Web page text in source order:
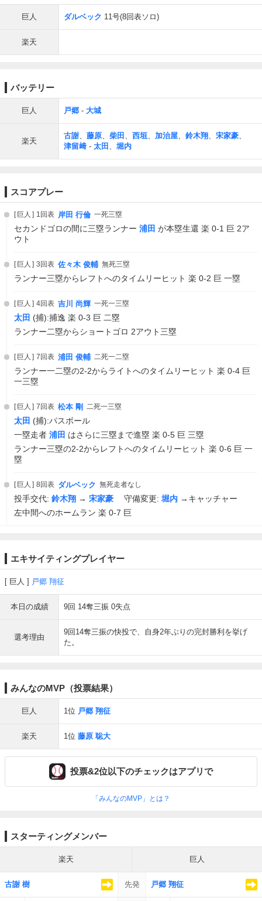
巨人 ダルベック 11号(8回表ソロ)
楽天
バッテリー
巨人 戸郷 - 大城
楽天
古謝、 藤原、 柴田 、 西垣、 加治屋、 鈴木翔、 宋家豪、
津留﨑 - 太田 、 堀内
スコアプレー
巨人 1回表 岸田 行倫 一死三塁
セカンドゴロの間に三塁ランナー 浦田 が本塁生還 楽 0-1 巨 2ア
ウト
巨人 3回表 佐々木 俊輔 無死三塁
ランナー三塁からレフトへのタイムリーヒット 楽 0-2 巨 一塁
巨人 4回表 吉川 尚輝 一死一三塁
太田 (捕):捕逸 楽 0-3 巨 二塁
ランナー二塁からショートゴロ 2アウト三塁
巨人 7回表 浦田 俊輔 二死一二塁
ランナー一二塁の2-2からライトへのタイムリーヒット 楽 0-4 巨
一三塁
巨人 7回表 松本 剛 二死一三塁
太田 (捕):パスボール
一塁走者 浦田 はさらに三塁まで進塁 楽 0-5 巨 三塁
ランナー三塁の2-2からレフトへのタイムリーヒット 楽 0-6 巨 一
塁
巨人 8回表 ダルベック 無死走者なし
投手交代: 鈴木翔 → 宋家豪 守備変更: 堀内 →キャッチャー
左中間へのホームラン 楽 0-7 巨
エキサイティングプレイヤー
巨人 戸郷 翔征
本日の成績 9回 14奪三振 0失点
選考理由
9回14奪三振の快投で、自身2年ぶりの完封勝利を挙げ
た。
みんなのMVP（投票結果）
巨人 1位 戸郷 翔征
楽天 1位 藤原 聡大
投票&2位以下のチェックはアプリで
「みんなのMVP」とは？
スターティングメンバー
楽天 巨人
古謝 樹 先発 戸郷 翔征